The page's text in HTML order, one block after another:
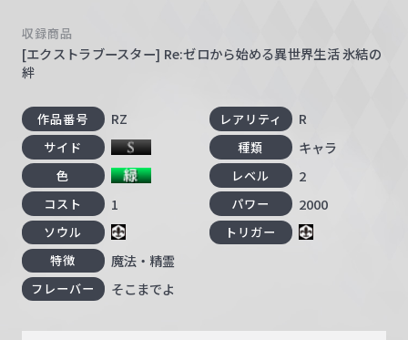
収録商品
[エクストラブースター] Re:ゼロから始める異世界生活 氷結の
絆
作品番号 RZ レアリティ R
サイド 種類 キャラ
色 レベル 2
コスト 1 パワー 2000
ソウル
トリガー
特徴
魔法・精霊
フレーバー そこまでよ